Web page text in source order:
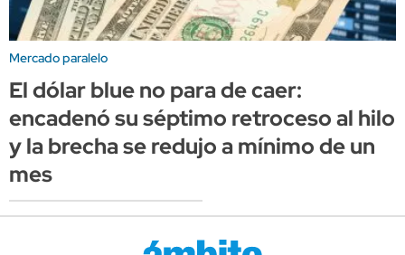
Mercado paralelo
El dólar blue no para de caer:
encadenó su séptimo retroceso al hilo
y la brecha se redujo a mínimo de un
mes